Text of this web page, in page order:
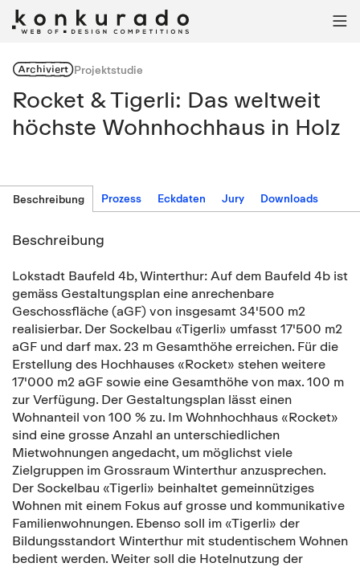

ArchiviertProjektstudie
Rocket & Tigerli: Das weltweit
höchste Wohnhochhaus in Holz
Beschreibung Prozess Eckdaten Jury Downloads
Beschreibung
Lokstadt Baufeld 4b, Winterthur: Auf dem Baufeld 4b ist
gemäss Gestaltungsplan eine anrechenbare
Geschossfläche (aGF) von insgesamt 34'500 m2
realisierbar. Der Sockelbau «Tigerli» umfasst 17'500 m2
aGF und darf max. 23 m Gesamthöhe erreichen. Für die
Erstellung des Hochhauses «Rocket» stehen weitere
17'000 m2 aGF sowie eine Gesamthöhe von max. 100 m
zur Verfügung. Der Gestaltungsplan lässt einen
Wohnanteil von 100 % zu. Im Wohnhochhaus «Rocket»
sind eine grosse Anzahl an unterschiedlichen
Mietwohnungen angedacht, um möglichst viele
Zielgruppen im Grossraum Winterthur anzusprechen.
Der Sockelbau «Tigerli» beinhaltet gemeinnütziges
Wohnen mit einem Fokus auf grosse und kommunikative
Familienwohnungen. Ebenso soll im «Tigerli» der
Bildungsstandort Winterthur mit studentischem Wohnen
bedient werden. Weiter soll die Hotelnutzung der